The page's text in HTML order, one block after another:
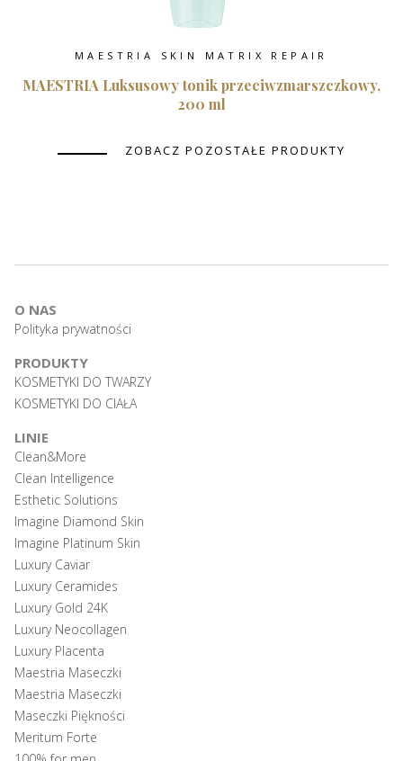
MAESTRIA SKIN MATRIX REPAIR
MAESTRIA Luksusowy tonik przeciwzmarszczkowy,
200 ml
ZOBACZ POZOSTAŁE PRODUKTY
O NAS
Polityka prywatności
PRODUKTY
KOSMETYKI DO TWARZY
KOSMETYKI DO CIAŁA
LINIE
Clean&More
Clean Intelligence
Esthetic Solutions
Imagine Diamond Skin
Imagine Platinum Skin
Luxury Caviar
Luxury Ceramides
Luxury Gold 24K
Luxury Neocollagen
Luxury Placenta
Maestria Maseczki
Maestria Maseczki
Maseczki Piękności
Meritum Forte